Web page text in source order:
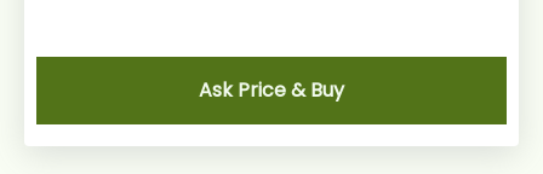
Ask Price & Buy